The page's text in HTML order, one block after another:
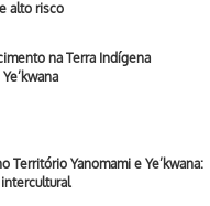
alto risco
na Terra Indígena
Território Yanomami e Ye’kwana: